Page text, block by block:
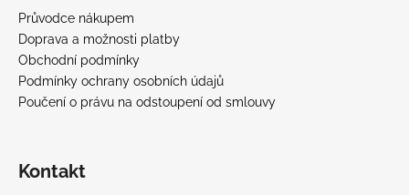
Průvodce nákupem
Doprava a možnosti platby
Obchodní podmínky
Podmínky ochrany osobních údajů
Poučení o právu na odstoupení od smlouvy
Kontakt